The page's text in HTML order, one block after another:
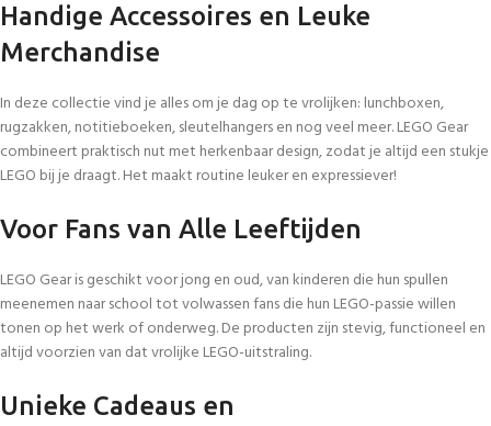
Handige Accessoires en Leuke
Merchandise
In deze collectie vind je alles om je dag op te vrolijken: lunchboxen,
rugzakken, notitieboeken, sleutelhangers en nog veel meer. LEGO Gear
combineert praktisch nut met herkenbaar design, zodat je altijd een stukje
LEGO bij je draagt. Het maakt routine leuker en expressiever!
Voor Fans van Alle Leeftijden
LEGO Gear is geschikt voor jong en oud, van kinderen die hun spullen
meenemen naar school tot volwassen fans die hun LEGO-passie willen
tonen op het werk of onderweg. De producten zijn stevig, functioneel en
altijd voorzien van dat vrolijke LEGO-uitstraling.
Unieke Cadeaus en